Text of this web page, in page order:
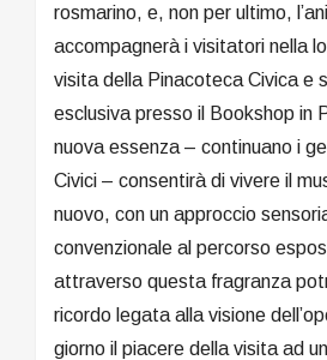
rosmarino, e, non per ultimo,
accompagnerà i visitatori nella
visita della Pinacoteca Civica e
esclusiva presso il Bookshop in
nuova essenza – continuano i
Civici – consentirà di vivere il
nuovo, con un approccio
convenzionale al percorso
attraverso questa fragranza
ricordo legata alla visione
giorno il piacere della visita ad